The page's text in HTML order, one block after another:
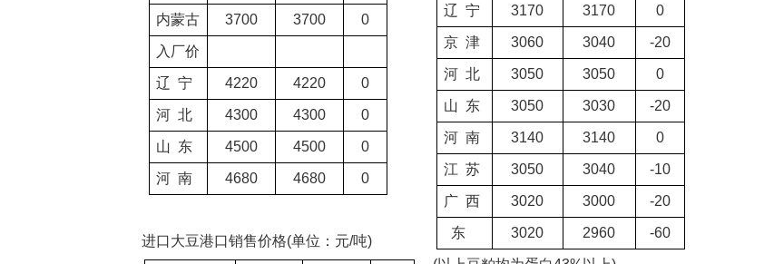
内蒙古 3700 3700 0
入厂价
辽 宁 4220 4220 0
河 北 4300 4300 0
山 东 4500 4500 0
河 南 4680 4680 0
进口大豆港口销售价格(单位：元/吨)
辽 宁 3170 3170 0
京 津 3060 3040 -20
河 北 3050 3050 0
山 东 3050 3030 -20
河 南 3140 3140 0
江 苏 3050 3040 -10
广 西 3020 3000 -20
东 3020 2960 -60